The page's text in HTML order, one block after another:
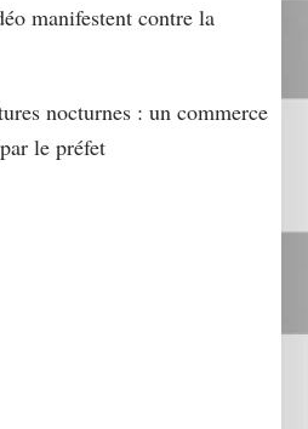
manifestent contre la
nocturnes : un commerce
le préfet